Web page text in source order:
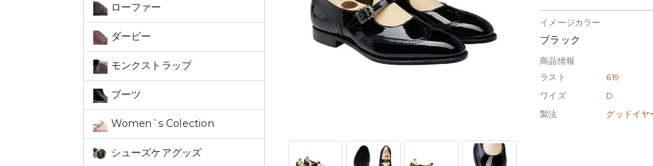
イメージカラー
ブラック
商品情報
ラスト
619
ワイズ
D
製法
ローファー
ダービー
モンクストラップ
ブーツ
Women`s Colection
シューズケアグッズ